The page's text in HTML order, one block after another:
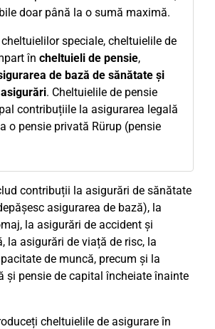
doar până la o sumă maximă.
speciale, cheltuielile de
în cheltuieli de pensie,
de bază de sănătate și
. Cheltuielile de pensie
contribuțiile la asigurarea legală
o pensie privată Rürup (pensie
contribuții la asigurări de sănătate
asigurarea de bază), la
la asigurări de accident și
la asigurări de viață de risc, la
de muncă, precum și la
și pensie de capital încheiate înainte
cheltuielile de asigurare în